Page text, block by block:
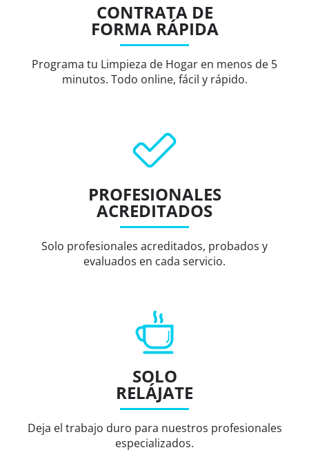
CONTRATA DE
FORMA RÁPIDA
Programa tu Limpieza de Hogar en menos de 5
minutos. Todo online, fácil y rápido.
PROFESIONALES
ACREDITADOS
Solo profesionales acreditados, probados y
evaluados en cada servicio.
SOLO
RELÁJATE
Deja el trabajo duro para nuestros profesionales
especializados.